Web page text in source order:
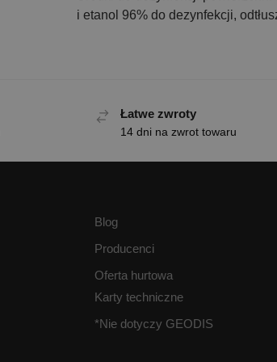
i etanol 96% do dezynfekcji,
Łatwe zwroty
14 dni na zwrot towaru
Blog
Producenci
Oferta hurtowa
Karty techniczne
*Nie dotyczy GEODIS